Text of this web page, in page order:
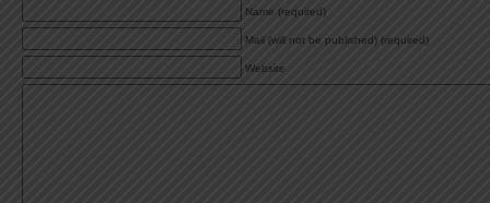
Name (required)
Mail (will not be published) (required)
Website